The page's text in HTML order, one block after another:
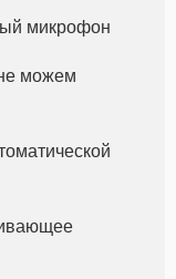
микрофон
можем